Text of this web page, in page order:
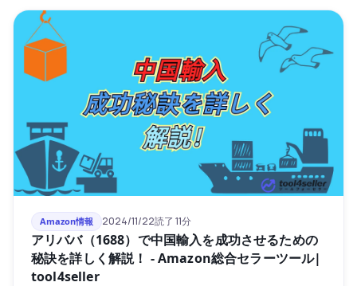
Amazon情報 2024/11/22読了 11分
アリババ（1688）で中国輸入を成功させるための
秘訣を詳しく解説！ - Amazon総合セラーツール|
tool4seller